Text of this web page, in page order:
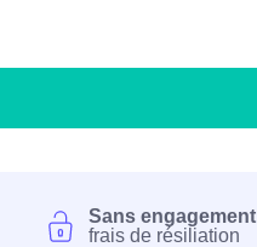
Sans engagement
frais de résiliation